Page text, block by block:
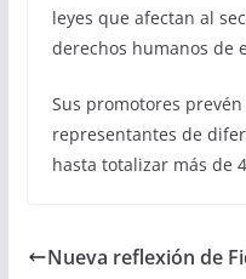
leyes que afectan al
derechos humanos de
Sus promotores
representantes de
hasta totalizar más de
Nueva reflexión de